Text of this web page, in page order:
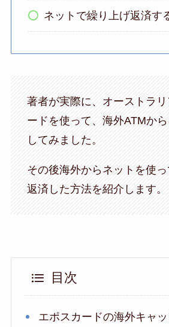
ネットで繰り上げ返済す
著者が実際に、オーストラ
ードを使って、海外ATMか
してみました。
その後海外からネットを使
返済した方法を紹介します。
目次
エポスカードの海外キャ